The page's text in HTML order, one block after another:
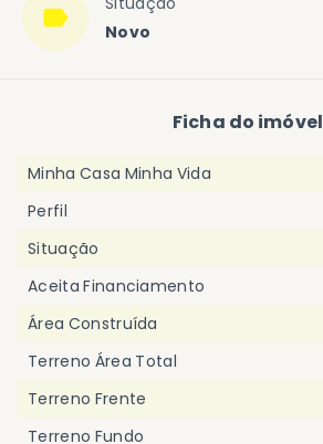
Novo
Ficha do imóvel
Minha Casa Minha Vida
Perfil
Situação
Aceita Financiamento
Área Construída
Terreno Área Total
Terreno Frente
Terreno Fundo